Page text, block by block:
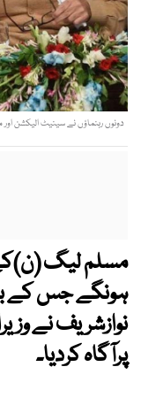
دونوں رہنماؤں نے سینیٹ الیکشن
مسلم لیگ
ہونگے جس کے
نوازشریف نے
پرآگاہ کردیا۔